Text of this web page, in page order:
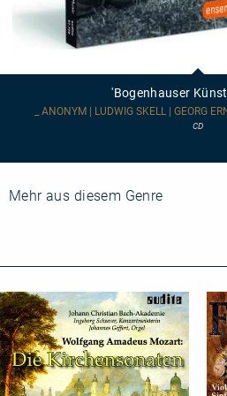
'Bogenhauser
_ ANONYM | LUDWIG SKELL | GEORG
CD
Mehr aus diesem Genre